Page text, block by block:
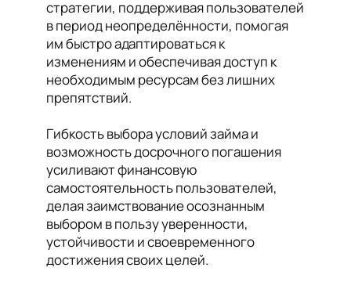
стратегии, поддерживая пользователей
в период неопределённости, помогая
им быстро адаптироваться к
изменениям и обеспечивая доступ к
необходимым ресурсам без лишних
препятствий.
Гибкость выбора условий займа и
возможность досрочного погашения
усиливают финансовую
самостоятельность пользователей,
делая заимствование осознанным
выбором в пользу уверенности,
устойчивости и своевременного
достижения своих целей.